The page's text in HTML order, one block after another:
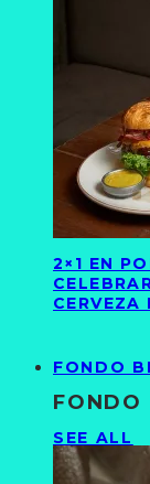
2×1 EN
CERVEZA
FONDO
FONDO
SEE ALL